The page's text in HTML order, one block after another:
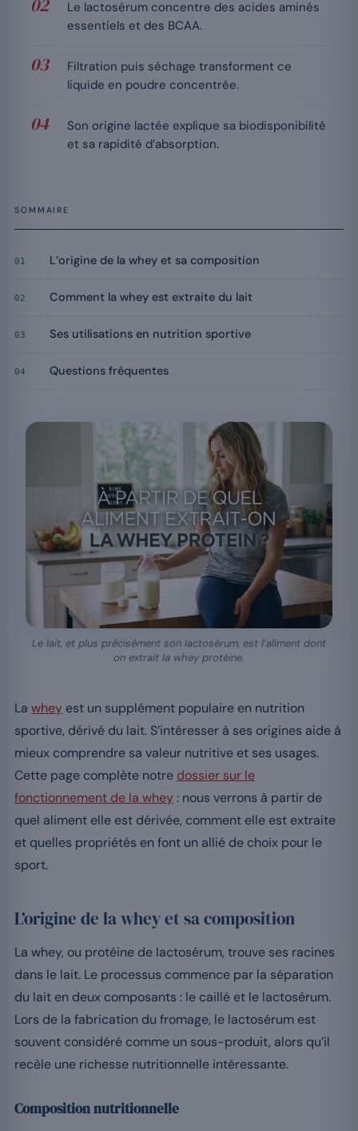
Le lactosérum concentre des acides aminés
essentiels et des BCAA.
Filtration puis séchage transforment ce
liquide en poudre concentrée.
Son origine lactée explique sa biodisponibilité
et sa rapidité d’absorption.
SOMMAIRE
01 L’origine de la whey et sa composition
02 Comment la whey est extraite du lait
03 Ses utilisations en nutrition sportive
04 Questions fréquentes
Le lait, et plus précisément son lactosérum, est l’aliment dont
on extrait la whey protéine.
La whey est un supplément populaire en nutrition
sportive, dérivé du lait. S’intéresser à ses origines aide à
mieux comprendre sa valeur nutritive et ses usages.
Cette page complète notre dossier sur le
fonctionnement de la whey : nous verrons à partir de
quel aliment elle est dérivée, comment elle est extraite
et quelles propriétés en font un allié de choix pour le
sport.
L’origine de la whey et sa composition
La whey, ou protéine de lactosérum, trouve ses racines
dans le lait. Le processus commence par la séparation
du lait en deux composants : le caillé et le lactosérum.
Lors de la fabrication du fromage, le lactosérum est
souvent considéré comme un sous-produit, alors qu’il
recèle une richesse nutritionnelle intéressante.
Composition nutritionnelle